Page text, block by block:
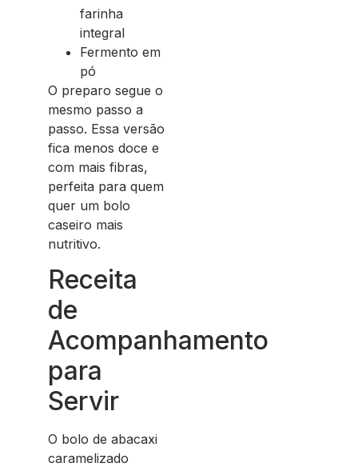
farinha
integral
Fermento em
pó
O preparo segue o
mesmo passo a
passo. Essa versão
fica menos doce e
com mais fibras,
perfeita para quem
quer um bolo
caseiro mais
nutritivo.
Receita
de
Acompanhamento
para
Servir
O bolo de abacaxi
caramelizado